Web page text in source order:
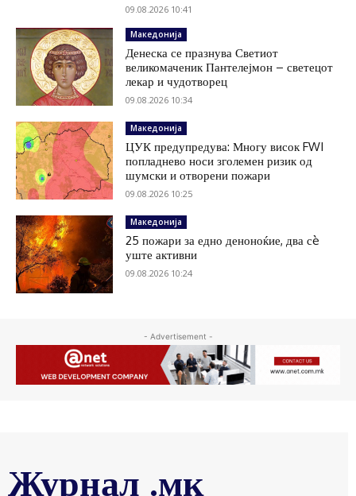
09.08.2026 10:41
Македонија
Денеска се празнува Светиот
великомаченик Пантелејмон – светецот
лекар и чудотворец
09.08.2026 10:34
Македонија
ЦУК предупредува: Многу висок FWI
попладнево носи зголемен ризик од
шумски и отворени пожари
09.08.2026 10:25
Македонија
25 пожари за едно деноноќие, два сè
уште активни
09.08.2026 10:24
- Advertisement -
Журнал .мк